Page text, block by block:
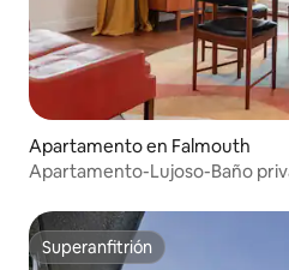
Apartamento en Falmouth
Apartamento-Lujoso-Baño
Superanfitrión
Superanfitrión